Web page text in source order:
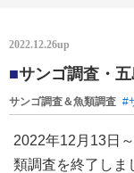
2022.12.26up
■サンゴ調査・五
サンゴ調査＆魚類調査 #
2022年12月13日
類調査を終了しま